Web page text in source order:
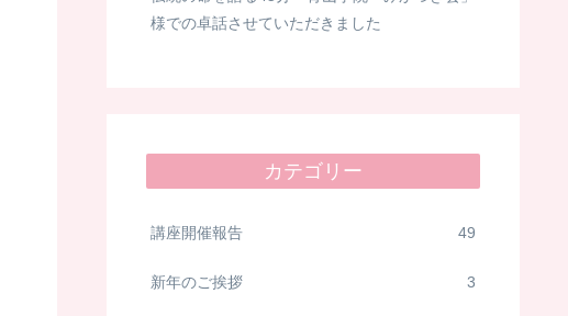
様での卓話させていただきました
カテゴリー
講座開催報告 49
新年のご挨拶 3